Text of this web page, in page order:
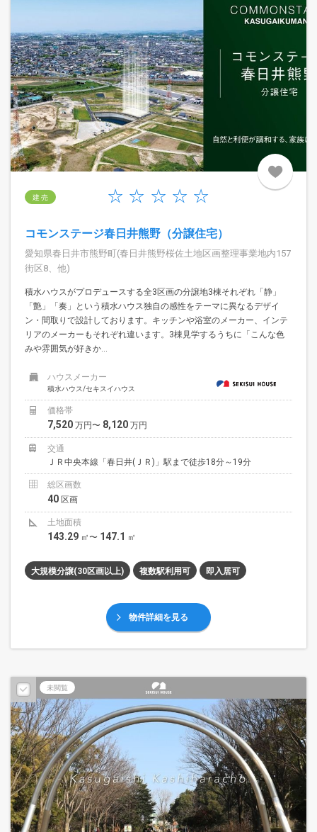
建 売
コモンステージ春日井熊野（分譲住宅）
愛知県春日井市熊野町(春日井熊野桜佐土地区画整理事業地内157
街区8、他)
積水ハウスがプロデュースする全3区画の分譲地3棟それぞれ「静」
「艶」「奏」という積水ハウス独自の感性をテーマに異なるデザイ
ン・間取りで設計しております。キッチンや浴室のメーカー、インテ
リアのメーカーもそれぞれ違います。3棟見学するうちに「こんな色
みや雰囲気が好きか...
ハウスメーカー
積水ハウス/セキスイハウス
価格帯
7,520 万円〜 8,120 万円
交通
ＪＲ中央本線「春日井(ＪＲ)」駅まで徒歩18分～19分
総区画数
40 区画
土地面積
143.29 ㎡〜 147.1 ㎡
大規模分譲(30区画以上) 複数駅利用可 即入居可
物件詳細を見る
未閲覧